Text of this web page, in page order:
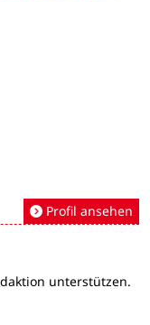
Profil ansehen
unterstützen.